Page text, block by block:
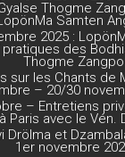
n
el
Thogme
Samten
2025 :
des
Thogme Zangpo
sur les Chants de
– 20/30
– Entretiens
Paris avec le Vén.
Drölma et
1er novembre